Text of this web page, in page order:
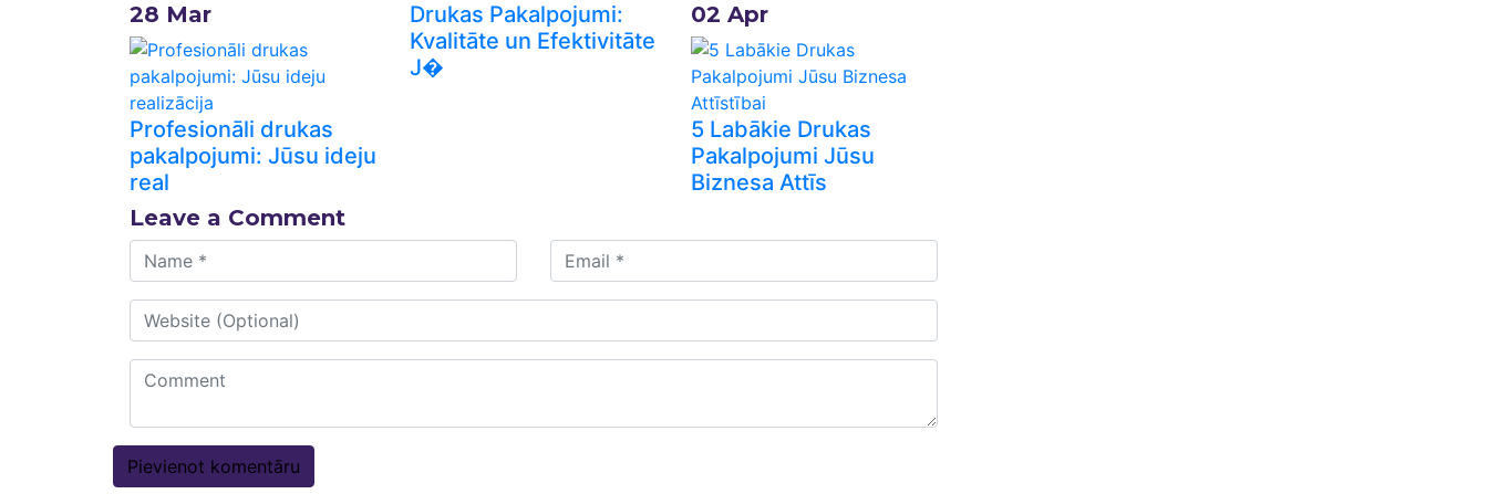
28 Mar
Profesionāli drukas
pakalpojumi: Jūsu ideju
real
Drukas Pakalpojumi:
Kvalitāte un Efektivitāte
J�
02 Apr
5 Labākie Drukas
Pakalpojumi Jūsu
Biznesa Attīs
Leave a Comment